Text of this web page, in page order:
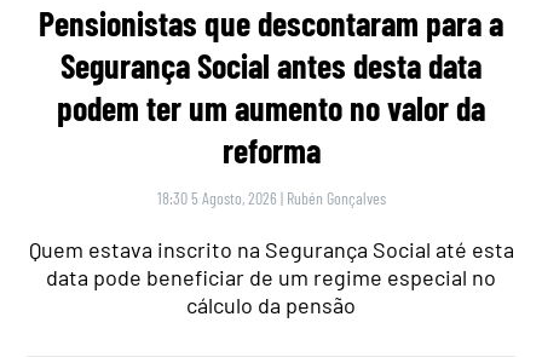
Pensionistas que descontaram para a
Segurança Social antes desta data
podem ter um aumento no valor da
reforma
18:30 5 Agosto, 2026 | Rubén Gonçalves
Quem estava inscrito na Segurança Social até esta
data pode beneficiar de um regime especial no
cálculo da pensão